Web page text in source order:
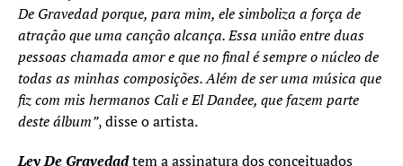
De Gravedad porque, para mim, ele simboliza a força de
atração que uma canção alcança. Essa união entre duas
pessoas chamada amor e que no final é sempre o núcleo de
todas as minhas composições. Além de ser uma música que
fiz com mis hermanos Cali e El Dandee, que fazem parte
deste álbum”, disse o artista.
Ley De Gravedadtem a assinatura dos conceituados